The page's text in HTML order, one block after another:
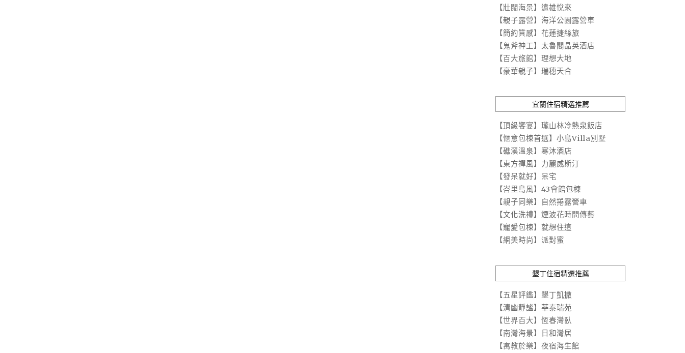
【壯闊海景】遠雄悅來
【親子露營】海洋公園露營車
【簡約質感】花蓮捷絲旅
【鬼斧神工】太魯閣晶英酒店
【百大旅館】理想大地
【豪華親子】瑞穗天合
宜蘭住宿精選推薦
【頂級饗宴】瓏山林冷熱泉飯店
【愜意包棟首選】小島Villa別墅
【礁溪溫泉】寒沐酒店
【東方禪風】力麗威斯汀
【發呆就好】呆宅
【峇里島風】43會館包棟
【親子同樂】自然捲露營車
【文化洗禮】煙波花時間傳藝
【寵愛包棟】就想住這
【網美時尚】派對蜜
墾丁住宿精選推薦
【五星評鑑】墾丁凱撒
【清幽靜謐】華泰瑞苑
【世界百大】恆春灣臥
【南灣海景】日和灣居
【寓教於樂】夜宿海生館